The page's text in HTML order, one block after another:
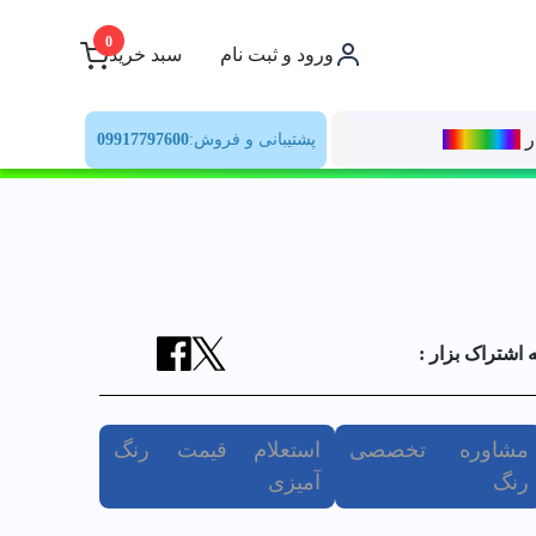
ورود و ثبت نام سبد خرید
0
پشتیبانی و فروش:09917797600
اشتراک بزار :
مشاوره تخصصی
رنگ
استعلام قیمت رنگ
آمیزی